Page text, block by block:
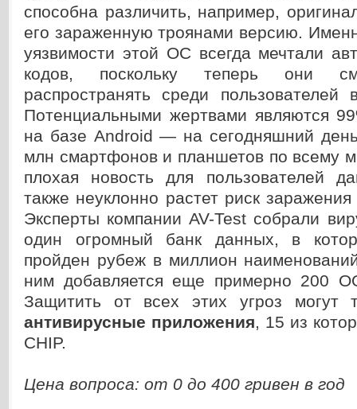
способна различить, например,
его зараженную троянами версию.
уязвимости этой ОС всегда мечтали
кодов, поскольку теперь они
распространять среди
Потенциальными жертвами являются
на базе Android — на сегодняшний
млн смартфонов и планшетов по всему
плохая новость для пользователей
также неуклонно растет риск
Эксперты компании AV-Test собрали
один огромный банк данных, в
пройден рубеж в миллион
ним добавляется еще примерно 200
Защитить от всех этих угроз могут
антивирусные приложения, 15 из
CHIP.
Цена вопроса: от 0 до 400 гривен в год